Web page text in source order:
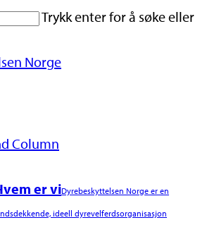
Trykk enter for å søke eller
Column
er viDyrebeskyttelsen Norge er en
ideell dyrevelferdsorganisasjon